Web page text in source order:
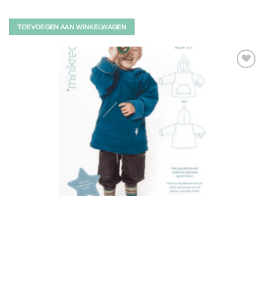
TOEVOEGEN AAN WINKELWAGEN